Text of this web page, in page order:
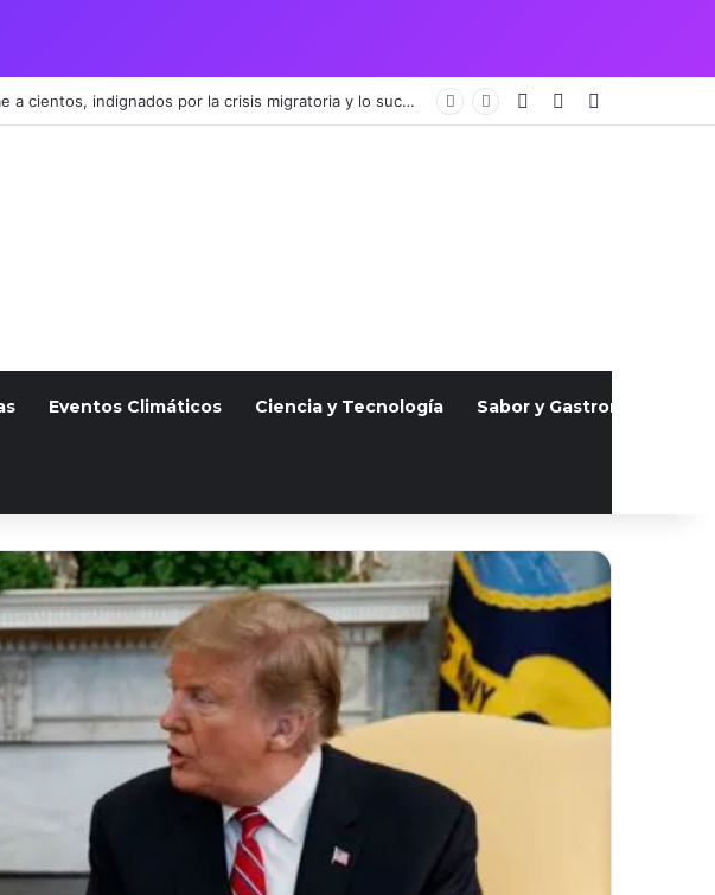
Crisis Migratoria entre España y Marruecos acentúa las tensiones diplomáticas y la fragilidad de los territorios de Ceuta y Melilla. AccesoPublicación al
Eventos Climáticos Ciencia y Tecnología Sabor y Gastronomía